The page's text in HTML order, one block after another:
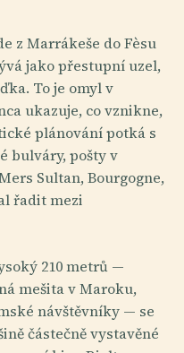
z Marrákeše do Fèsu
jako přestupní uzel,
To je omyl v
ukazuje, co vznikne,
plánování potká s
bulváry, pošty v
Sultan, Bourgogne,
řadit mezi
210 metrů —
mešita v Maroku,
návštěvníky — se
částečně vystavěné